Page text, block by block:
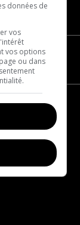
données de
vos
vos options
ou dans